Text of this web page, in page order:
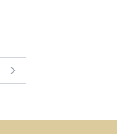
Volgende